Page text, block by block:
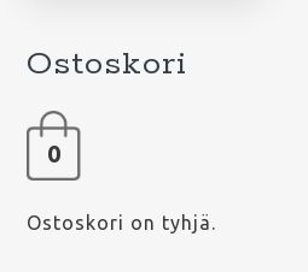
Ostoskori
0
Ostoskori on tyhjä.